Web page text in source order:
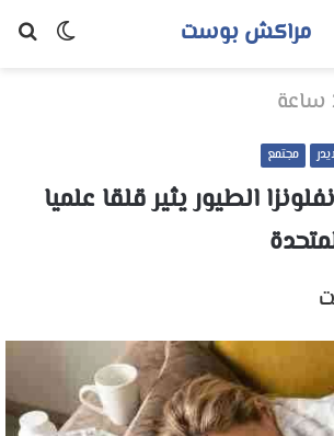
الوضع
مراكش بوست
مجتمع
الطيور يثير قلقا علميا